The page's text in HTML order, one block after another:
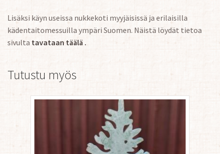
Lisäksi käyn useissa nukkekoti myyjäisissä ja erilaisilla
kädentaitomessuilla ympäri Suomen. Näistä löydät tietoa
sivulta tavataan täälä .
Tutustu myös